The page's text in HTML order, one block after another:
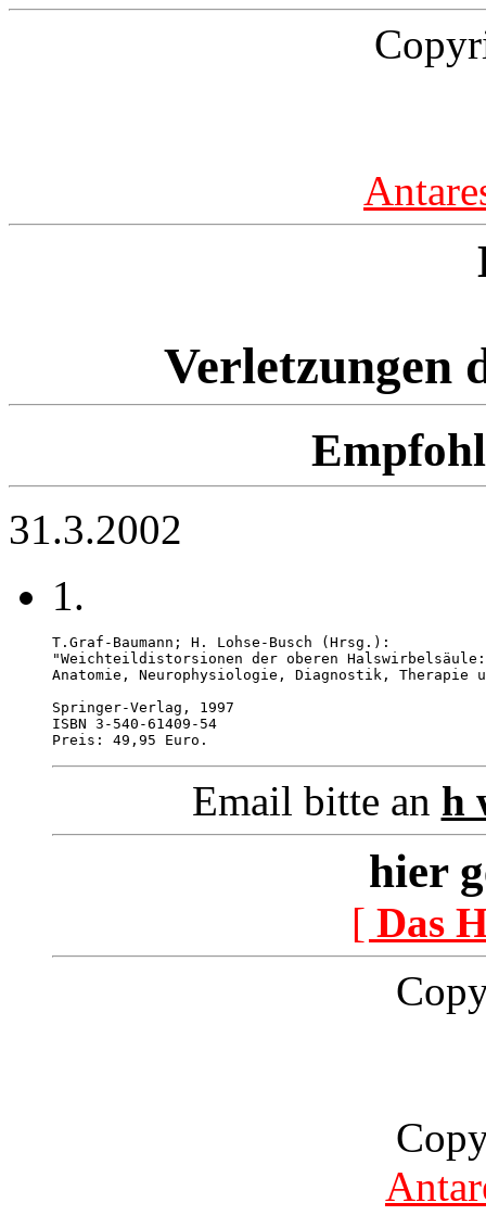
Verletzungen
31.3.2002
1.
T.Graf-Baumann; H. Lohse-Busch (Hrsg.):
"Weichteildistorsionen der oberen Halswirbelsäule:
Anatomie, Neurophysiologie, Diagnostik, Therapie
Springer-Verlag, 1997
ISBN 3-540-61409-54
Preis: 49,95 Euro.
Email bitte an h
hier
[ Das